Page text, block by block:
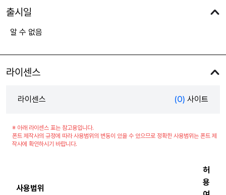
출시일
알 수 없음
라이센스
라이센스 (0) 사이트
※ 아래 라이센스 표는 참고용입니다.
폰트 제작사의 규정에 따라 사용범위의 변동이 있을 수 있으므로 정확한 사용범위는 폰트 제
작사에 확인하시기 바랍니다.
사용범위
허
용